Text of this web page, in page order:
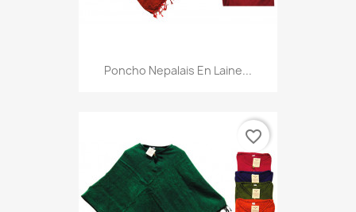
Poncho Nepalais En Laine...
favorite_border